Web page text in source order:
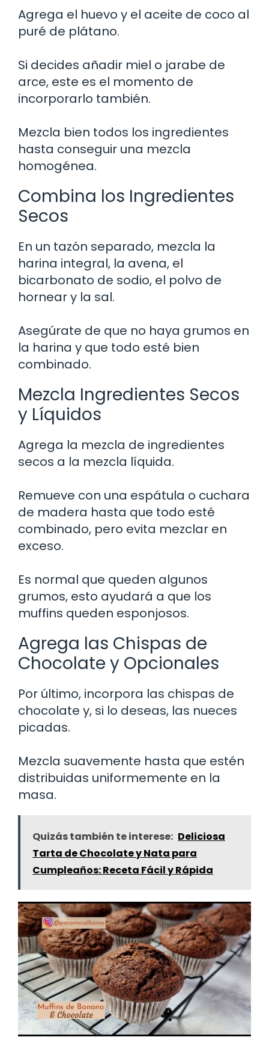
Agrega el huevo y el aceite de coco al
puré de plátano.
Si decides añadir miel o jarabe de
arce, este es el momento de
incorporarlo también.
Mezcla bien todos los ingredientes
hasta conseguir una mezcla
homogénea.
Combina los Ingredientes
Secos
En un tazón separado, mezcla la
harina integral, la avena, el
bicarbonato de sodio, el polvo de
hornear y la sal.
Asegúrate de que no haya grumos en
la harina y que todo esté bien
combinado.
Mezcla Ingredientes Secos
y Líquidos
Agrega la mezcla de ingredientes
secos a la mezcla líquida.
Remueve con una espátula o cuchara
de madera hasta que todo esté
combinado, pero evita mezclar en
exceso.
Es normal que queden algunos
grumos, esto ayudará a que los
muffins queden esponjosos.
Agrega las Chispas de
Chocolate y Opcionales
Por último, incorpora las chispas de
chocolate y, si lo deseas, las nueces
picadas.
Mezcla suavemente hasta que estén
distribuidas uniformemente en la
masa.
Quizás también te interese: Deliciosa
Tarta de Chocolate y Nata para
Cumpleaños: Receta Fácil y Rápida